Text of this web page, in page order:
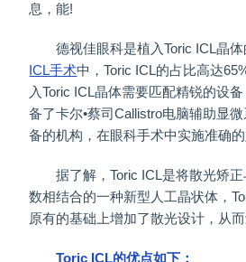
息，能!
德视佳眼科是植入Toric ICL晶体
ICL手术中，Toric ICL的占比高达
入Toric ICL晶体需要匹配精锐的设
备了卡尔•蔡司Callistro电脑辅助显
备的机构，在眼科手术中实施准确
据了解，Toric ICL是将散光矫正
数相结合的一种新型人工晶状体，
原有的基础上增加了散光设计，从而
Toric ICL的优点如下：